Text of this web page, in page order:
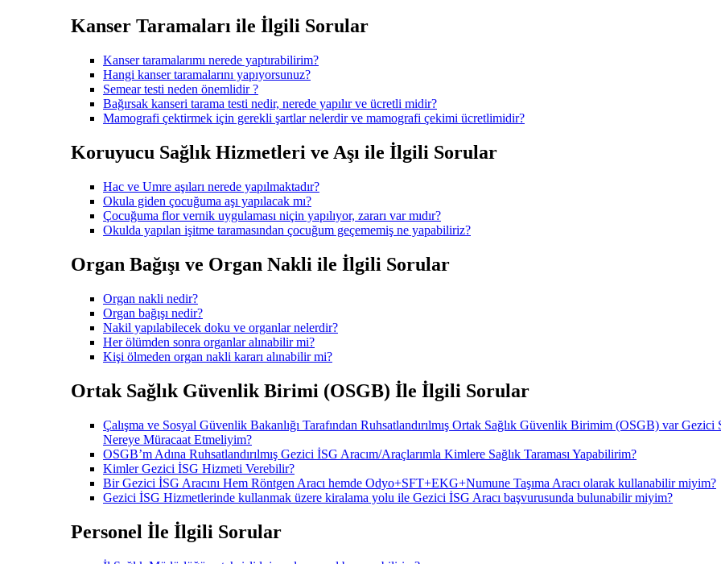
Kanser Taramaları ile İlgili Sorular
Kanser taramalarımı nerede yaptırabilirim?
Hangi kanser taramalarını yapıyorsunuz?
Semear testi neden önemlidir ?
Bağırsak kanseri tarama testi nedir, nerede yapılır ve ücretli midir?
Mamografi çektirmek için gerekli şartlar nelerdir ve mamografi çekimi ücretlimidir?
Koruyucu Sağlık Hizmetleri ve Aşı ile İlgili Sorular
Hac ve Umre aşıları nerede yapılmaktadır?
Okula giden çocuğuma aşı yapılacak mı?
Çocuğuma flor vernik uygulaması niçin yapılıyor, zararı var mıdır?
Okulda yapılan işitme taramasından çocuğum geçememiş ne yapabiliriz?
Organ Bağışı ve Organ Nakli ile İlgili Sorular
Organ nakli nedir?
Organ bağışı nedir?
Nakil yapılabilecek doku ve organlar nelerdir?
Her ölümden sonra organlar alınabilir mi?
Kişi ölmeden organ nakli kararı alınabilir mi?
Ortak Sağlık Güvenlik Birimi (OSGB) İle İlgili Sorular
Çalışma ve Sosyal Güvenlik Bakanlığı Tarafından Ruhsatlandırılmış Ortak Sağlık Güvenlik Birimim (OSGB) var
Nereye Müracaat Etmeliyim?
OSGB’m Adına Ruhsatlandırılmış Gezici İSG Aracım/Araçlarımla Kimlere Sağlık Taraması Yapabilirim?
Kimler Gezici İSG Hizmeti Verebilir?
Bir Gezici İSG Aracını Hem Röntgen Aracı hemde Odyo+SFT+EKG+Numune Taşıma Aracı olarak kullanabilir miyim?
Gezici İSG Hizmetlerinde kullanmak üzere kiralama yolu ile Gezici İSG Aracı başvurusunda bulunabilir miyim?
Personel İle İlgili Sorular